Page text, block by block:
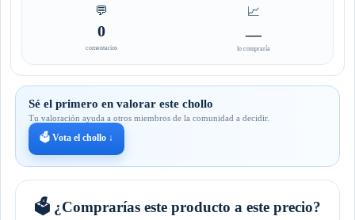
💬
0
comentarios
📈
—
lo compraría
Sé el primero en valorar este chollo
Tu valoración ayuda a otros miembros de la comunidad a decidir.
🗳️ Vota el chollo ↓
🗳️ ¿Comprarías este producto a este precio?